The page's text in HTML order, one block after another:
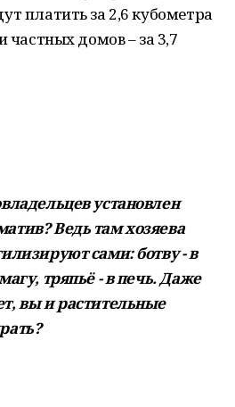
платить за 2,6 кубометра
частных домов – за 3,7
установлен
Ведь там хозяева
сами: ботву - в
тряпьё - в печь. Даже
вы и растительные